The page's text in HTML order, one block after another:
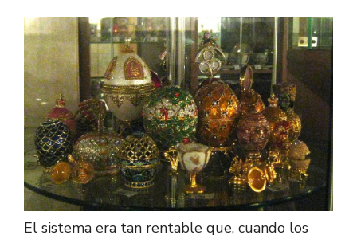
El sistema era tan rentable que, cuando los